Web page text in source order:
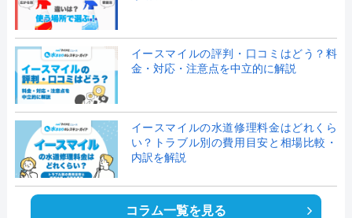
イースマイルの評判・口コミはどう？料
金・対応・注意点を中立的に解説
イースマイルの水道修理料金はどれくら
い？トラブル別の費用目安と相場比較・
内訳を解説
コラム一覧を見る